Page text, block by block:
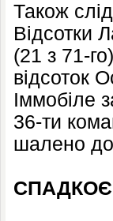
Також
Відсотки
(21 з 71-
відсоток
Іммобіле
36-ти
шалено